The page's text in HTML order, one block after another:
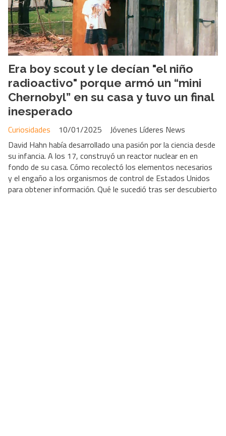
Era boy scout y le decían "el niño
radioactivo" porque armó un “mini
Chernobyl” en su casa y tuvo un final
inesperado
Jóvenes Líderes News
Curiosidades
10/01/2025
David Hahn había desarrollado una pasión por la ciencia desde
su infancia. A los 17, construyó un reactor nuclear en en
fondo de su casa. Cómo recolectó los elementos necesarios
y el engaño a los organismos de control de Estados Unidos
para obtener información. Qué le sucedió tras ser descubierto